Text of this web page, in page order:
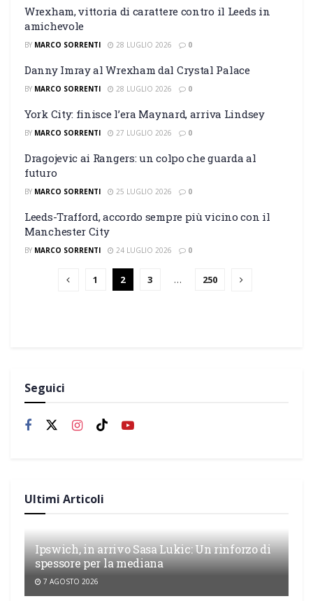
Wrexham, vittoria di carattere contro il Leeds in
amichevole
BY MARCO SORRENTI 28 LUGLIO 2026 0
Danny Imray al Wrexham dal Crystal Palace
BY MARCO SORRENTI 28 LUGLIO 2026 0
York City: finisce l’era Maynard, arriva Lindsey
BY MARCO SORRENTI 27 LUGLIO 2026 0
Dragojevic ai Rangers: un colpo che guarda al
futuro
BY MARCO SORRENTI 25 LUGLIO 2026 0
Leeds-Trafford, accordo sempre più vicino con il
Manchester City
BY MARCO SORRENTI 24 LUGLIO 2026 0
1 2 3 … 250
Seguici
Ultimi Articoli
Ipswich, in arrivo Sasa Lukic: Un rinforzo di
spessore per la mediana
7 AGOSTO 2026